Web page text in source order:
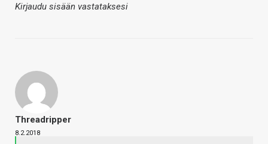
Kirjaudu sisään vastataksesi
Threadripper
8.2.2018